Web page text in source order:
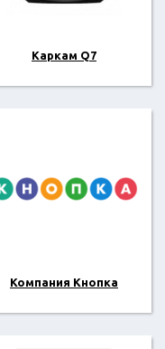
Каркам Q7
Компания Кнопка